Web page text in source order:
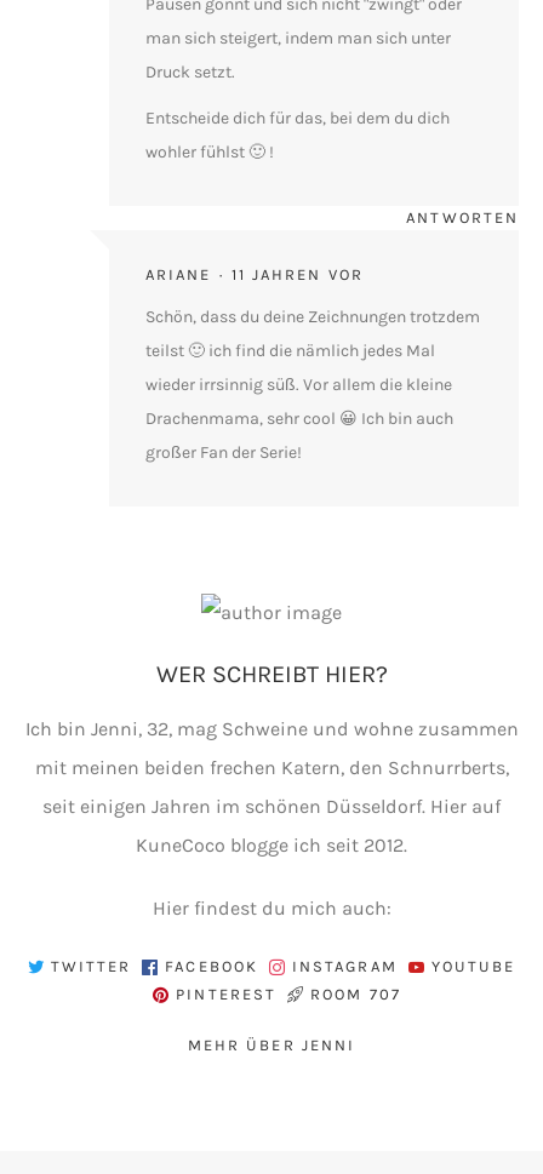
man sich steigert, indem man sich unter
Druck setzt.
Entscheide dich für das, bei dem du dich
wohler fühlst 🙂 !
ARIANE 11 JAHREN VOR
ANTWORTEN
Schön, dass du deine Zeichnungen trotzdem
teilst 🙂 ich find die nämlich jedes Mal
wieder irrsinnig süß. Vor allem die kleine
Drachenmama, sehr cool 😀 Ich bin auch
großer Fan der Serie!
WER SCHREIBT HIER?
Ich bin Jenni, 32, mag Schweine und wohne zusammen
mit meinen beiden frechen Katern, den Schnurrberts,
seit einigen Jahren im schönen Düsseldorf. Hier auf
KuneCoco blogge ich seit 2012.
Hier findest du mich auch:
TWITTER FACEBOOK INSTAGRAM
YOUTUBE
PINTEREST
ROOM 707
MEHR ÜBER JENNI